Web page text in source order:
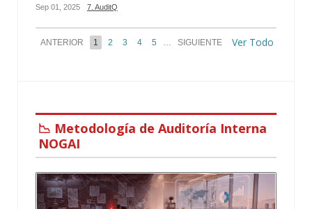
Sep 01, 2025 7. AuditQ
ANTERIOR 1 2 3 4 5 … SIGUIENTE Ver Todo
📉 Metodología de Auditoría Interna
NOGAI